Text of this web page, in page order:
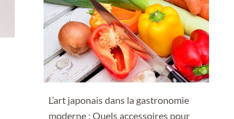
L’art japonais dans la gastronomie
moderne : Quels accessoires pour